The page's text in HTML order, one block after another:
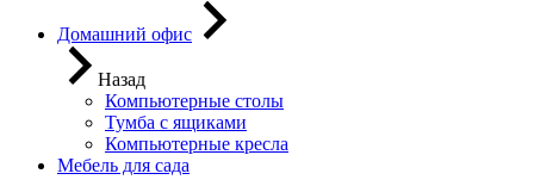
Домашний офис
Назад
Компьютерные столы
Тумба с ящиками
Компьютерные кресла
Мебель для сада